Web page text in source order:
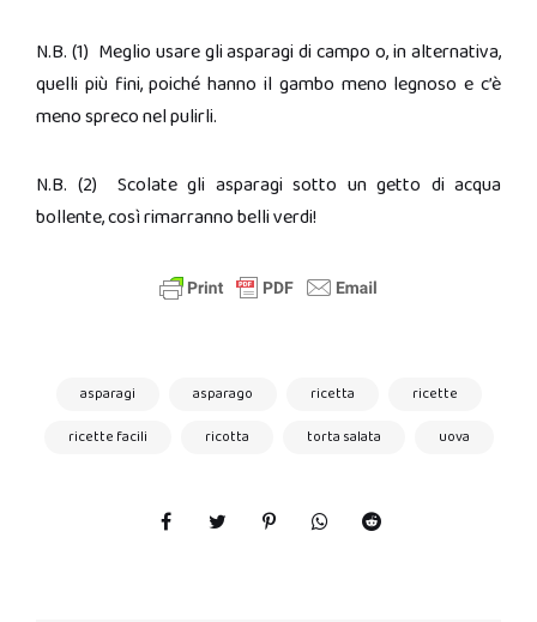
N.B. (1) Meglio usare gli asparagi di campo o, in alternativa,
quelli più fini, poiché hanno il gambo meno legnoso e c’è
meno spreco nel pulirli.
N.B. (2) Scolate gli asparagi sotto un getto di acqua
bollente, così rimarranno belli verdi!
asparagi asparago ricetta
ricette
ricette facili
ricotta torta salata uova